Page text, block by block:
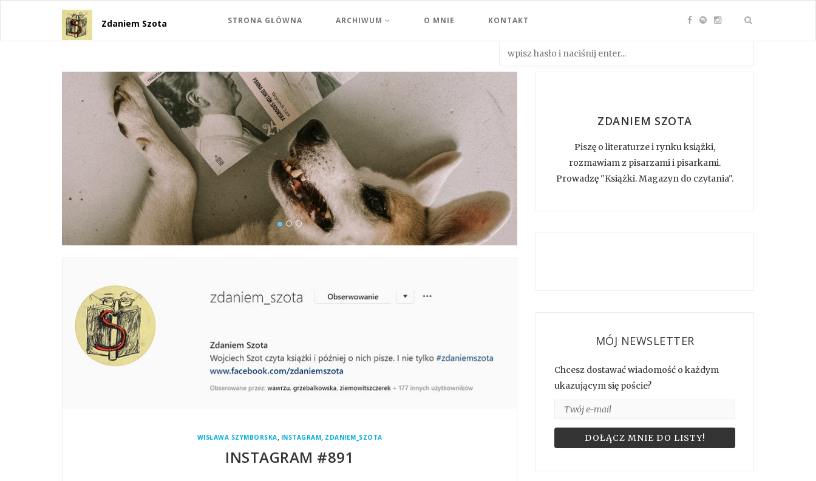
Zdaniem Szota STRONA GŁÓWNA ARCHIWUM O MNIE KONTAKT
WISŁAWA SZYMBORSKA, INSTAGRAM, ZDANIEM_SZOTA
INSTAGRAM #891
ZDANIEM SZOTA
Piszę o literaturze i rynku książki,
rozmawiam z pisarzami i pisarkami.
Prowadzę "Książki. Magazyn do czytania".
MÓJ NEWSLETTER
Chcesz dostawać wiadomość o każdym
ukazującym się poście?